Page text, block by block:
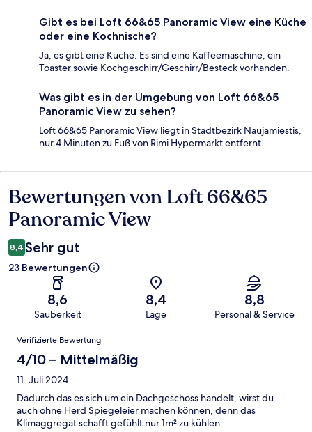
Gibt es bei Loft 66&65 Panoramic View eine Küche
oder eine Kochnische?
Ja, es gibt eine Küche. Es sind eine Kaffeemaschine, ein
Toaster sowie Kochgeschirr/Geschirr/Besteck vorhanden.
Was gibt es in der Umgebung von Loft 66&65
Panoramic View zu sehen?
Loft 66&65 Panoramic View liegt in Stadtbezirk Naujamiestis,
nur 4 Minuten zu Fuß von Rimi Hypermarkt entfernt.
Bewertungen
Bewertungen von Loft 66&65
Panoramic View
8,4 Sehr gut
23 Bewertungen
8,6
Sauberkeit
8,4
Lage
8,8
Personal & Service
Bewertungen
Verifizierte Bewertung
4/10 – Mittelmäßig
11. Juli 2024
Dadurch das es sich um ein Dachgeschoss handelt, wirst du
auch ohne Herd Spiegeleier machen können, denn das
Klimaggregat schafft gefühlt nur 1m² zu kühlen.